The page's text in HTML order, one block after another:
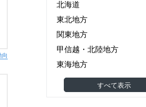
リース・レンタル
飲食(2)
広告・出版・印刷
エンタテイメント関連
食品製造・食品卸(6)
機械・金属・電子部品(6)
北海道
東北地方
関東地方
甲信越・北陸地方
東海地方
関西地方
中国地方
すべて表示